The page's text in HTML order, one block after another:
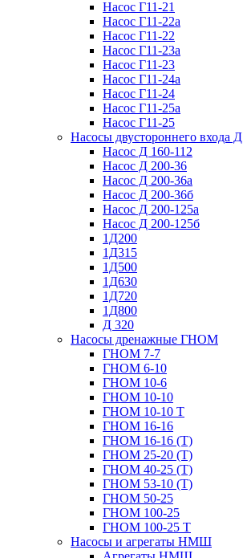
Насос Г11-21
Насос Г11-22а
Насос Г11-22
Насос Г11-23а
Насос Г11-23
Насос Г11-24а
Насос Г11-24
Насос Г11-25а
Насос Г11-25
Насосы двустороннего входа Д
Насос Д 160-112
Насос Д 200-36
Насос Д 200-36а
Насос Д 200-36б
Насос Д 200-125а
Насос Д 200-125б
1Д200
1Д315
1Д500
1Д630
1Д720
1Д800
Д 320
Насосы дренажные ГНОМ
ГНОМ 7-7
ГНОМ 6-10
ГНОМ 10-6
ГНОМ 10-10
ГНОМ 10-10 Т
ГНОМ 16-16
ГНОМ 16-16 (Т)
ГНОМ 25-20 (Т)
ГНОМ 40-25 (Т)
ГНОМ 53-10 (Т)
ГНОМ 50-25
ГНОМ 100-25
ГНОМ 100-25 Т
Насосы и агрегаты НМШ